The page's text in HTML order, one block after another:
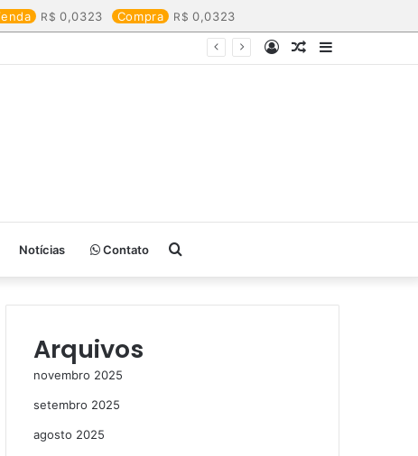
0,0323 Compra 0,0323
Barra
Artigo
Entrar
Notícias Contato Procurar
por
Arquivos
novembro 2025
setembro 2025
agosto 2025